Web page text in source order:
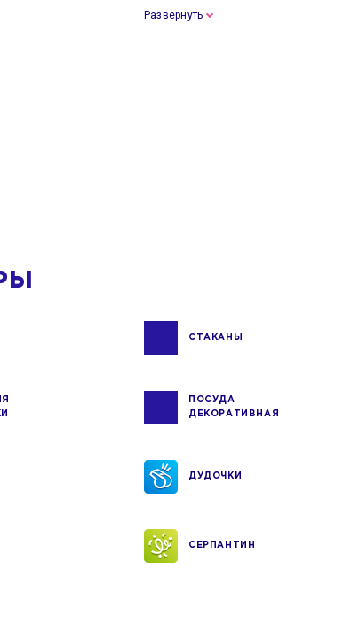
Развернуть
СТАКАНЫ
ПОСУДА
ДЕКОРАТИВНАЯ
ДУДОЧКИ
СЕРПАНТИН